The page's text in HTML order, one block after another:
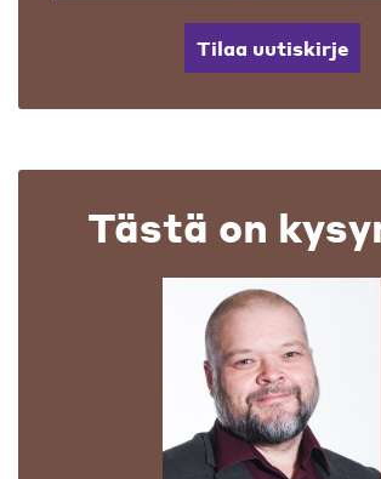
Tilaa uutiskirje
Tästä on